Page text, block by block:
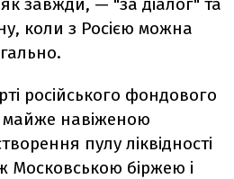
коли з Росією можна
російського фондового
майже навіженою
пулу ліквідності
Московською біржею і